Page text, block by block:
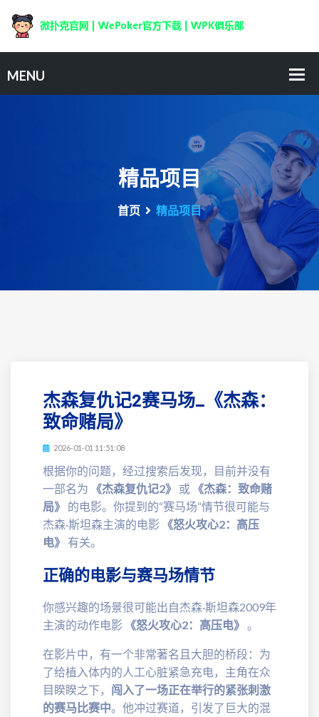
精品项目
首页 精品项目
杰森复仇记2赛马场_《杰森：
致命赌局》
2026-01-01 11:51:08
根据你的问题，经过搜索后发现，目前并没有
一部名为
《杰森复仇记2》 或 《杰森：致命赌
局》
的电影。你提到的“赛马场”情节很可能与
杰森·斯坦森主演的电影
《怒火攻心2：高压
电》
有关。
正确的电影与赛马场情节
你感兴趣的场景很可能出自杰森·斯坦森2009年
主演的动作电影
《怒火攻心2：高压电》 。
在影片中，有一个非常著名且大胆的桥段：为
了给植入体内的人工心脏紧急充电，主角在众
目睽睽之下， 闯入了一场正在举行的紧张刺激
的赛马比赛中。他冲过赛道，引发了巨大的混